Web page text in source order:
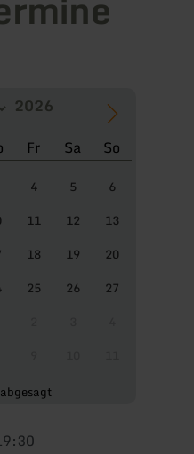
Fr Sa So
4 5
6
11 12
13
18 19
20
25 26
27
abgesagt